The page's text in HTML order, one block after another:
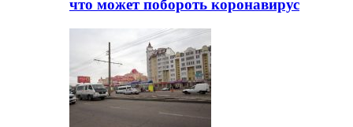
что может побороть коронавирус